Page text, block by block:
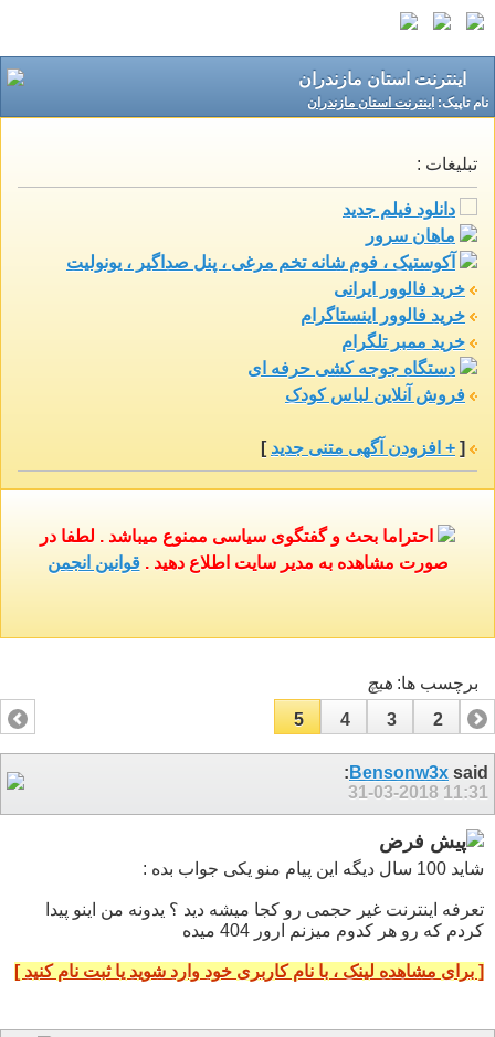
اینترنت استان مازندران
نام تاپيک: اینترنت استان مازندران
تبلیغات :
دانلود فیلم جدید
ماهان سرور
آکوستیک ، فوم شانه تخم مرغی ، پنل صداگیر ، یونولیت
خرید فالوور ایرانی
خرید فالوور اینستاگرام
خرید ممبر تلگرام
دستگاه جوجه کشی حرفه ای
فروش آنلاین لباس کودک
[ + افزودن آگهی متنی جدید ]
احتراما بحث و گفتگوی سیاسی ممنوع میباشد . لطفا در
صورت مشاهده به مدیر سایت اطلاع دهید .قوانین انجمن
برچسب ها: هيچ
1
2
3
4
5
Bensonw3x said:
31-03-2018 11:31
شاید 100 سال دیگه این پیام منو یکی جواب بده :
تعرفه اینترنت غیر حجمی رو کجا میشه دید ؟ یدونه من اینو پیدا
کردم که رو هر کدوم میزنم ارور 404 میده
[ برای مشاهده لینک ، با نام کاربری خود وارد شوید یا ثبت نام کنید ]